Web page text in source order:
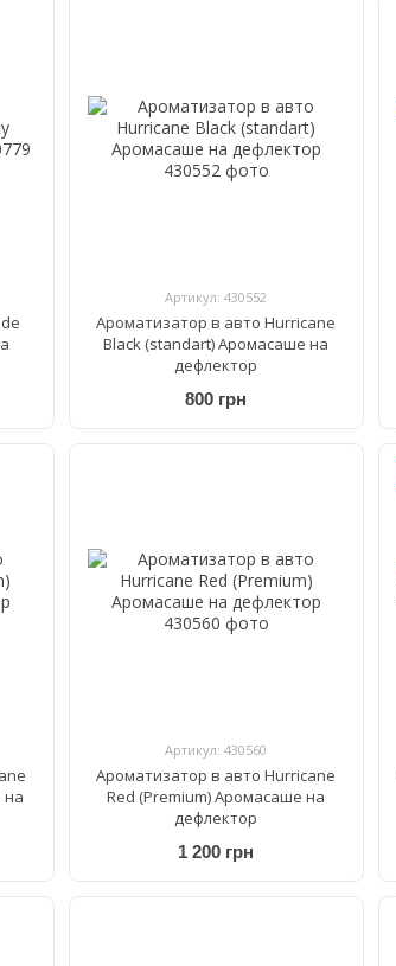
Артикул: 430552
Ароматизатор в авто Hurricane
Black (standart) Аромасаше на
дефлектор
800 грн
на
Артикул: 430560
Ароматизатор в авто Hurricane
Red (Premium) Аромасаше на
дефлектор
1 200 грн